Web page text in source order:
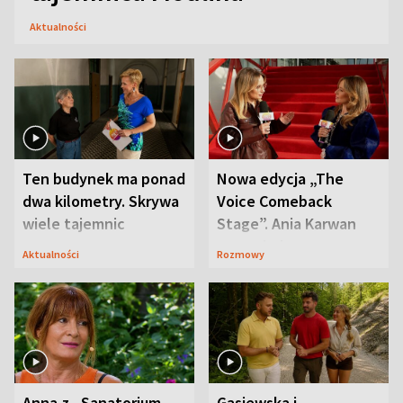
Aktualności
Ten budynek ma ponad
dwa kilometry. Skrywa
wiele tajemnic
Aktualności
Nowa edycja „The
Voice Comeback
Stage”. Ania Karwan
zapowiada
Rozmowy